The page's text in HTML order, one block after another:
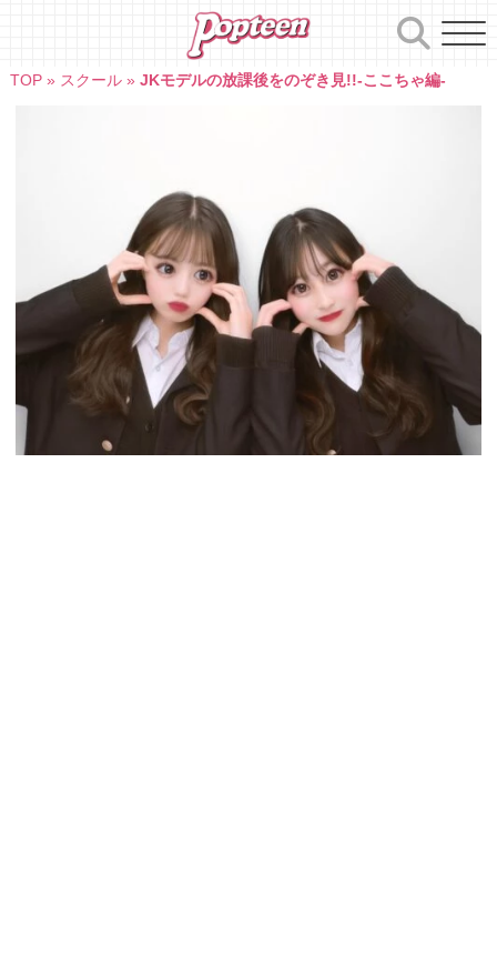
TOP» スクール» JKモデルの放課後をのぞき見!!-ここちゃ編-